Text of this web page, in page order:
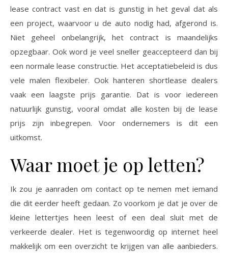
lease contract vast en dat is gunstig in het geval dat als
een project, waarvoor u de auto nodig had, afgerond is.
Niet geheel onbelangrijk, het contract is maandelijks
opzegbaar. Ook word je veel sneller geaccepteerd dan bij
een normale lease constructie. Het acceptatiebeleid is dus
vele malen flexibeler. Ook hanteren shortlease dealers
vaak een laagste prijs garantie. Dat is voor iedereen
natuurlijk gunstig, vooral omdat alle kosten bij de lease
prijs zijn inbegrepen. Voor ondernemers is dit een
uitkomst.
Waar moet je op letten?
Ik zou je aanraden om contact op te nemen met iemand
die dit eerder heeft gedaan. Zo voorkom je dat je over de
kleine lettertjes heen leest of een deal sluit met de
verkeerde dealer. Het is tegenwoordig op internet heel
makkelijk om een overzicht te krijgen van alle aanbieders.